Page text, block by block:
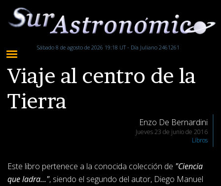
Sábado 8 de agosto de 2026 19:18 UT - Día Juliano 2461261
Viaje al centro de la
Tierra
Enzo De Bernardini
Jueves 23 de junio de 2016
Libros
Este libro pertenece a la conocida colección de "Ciencia
que ladra...", siendo el segundo del autor, Diego Manuel